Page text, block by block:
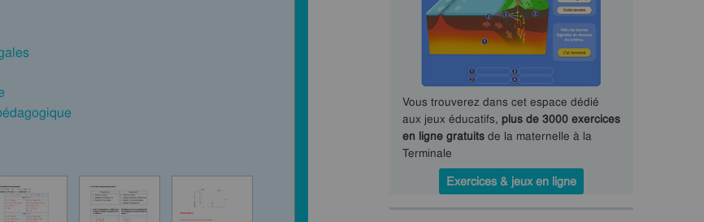
Vous trouverez dans cet espace dédié
aux jeux éducatifs, plus de 3000 exercices
en ligne gratuitsde la maternelle à la
Terminale
Exercices & jeux en ligne